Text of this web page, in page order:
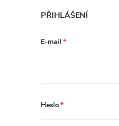
PŘIHLÁŠENÍ
E-mail
Heslo
80445A52019